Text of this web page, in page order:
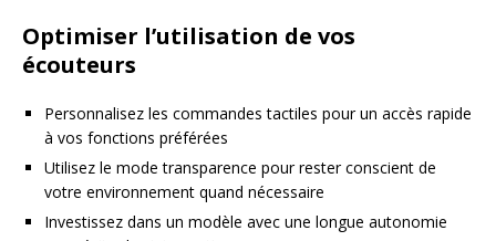
Optimiser l’utilisation de vos
écouteurs
Personnalisez les commandes tactiles pour un accès rapide
à vos fonctions préférées
Utilisez le mode transparence pour rester conscient de
votre environnement quand nécessaire
Investissez dans un modèle avec une longue autonomie